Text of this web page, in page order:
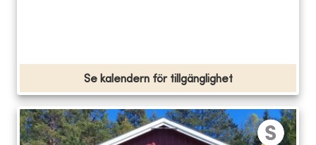
Se kalendern för tillgänglighet